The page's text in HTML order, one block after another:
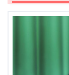
向き合
聖域の
エミ
ラムか
フレデ